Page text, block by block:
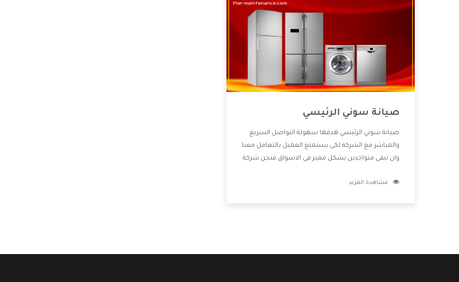
صيانة سوني الرئيسي
صيانة سوني الرئيسي هدفها سهولة التواصل السريع
والمباشر مع الشركة لكى يستمتع العميل بالتعامل معنا
وان نبقى متواجدين بشكل مميز فى الاسواق فنحن شركة
بالخدمات التى تنفرد الشركة بها والتى تكون منها خدمة
مشاهدة المزيد